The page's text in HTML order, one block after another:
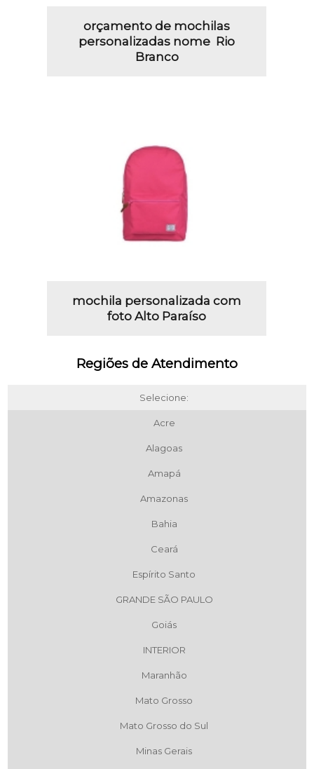
orçamento de mochilas
personalizadas nome Rio
Branco
mochila personalizada com
foto Alto Paraíso
Regiões de Atendimento
Selecione:
Acre
Alagoas
Amapá
Amazonas
Bahia
Ceará
Espírito Santo
GRANDE SÃO PAULO
Goiás
INTERIOR
Maranhão
Mato Grosso
Mato Grosso do Sul
Minas Gerais